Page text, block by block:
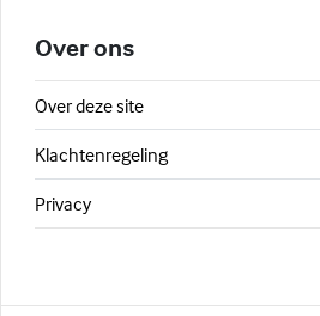
Over ons
Over deze site
Klachtenregeling
Privacy